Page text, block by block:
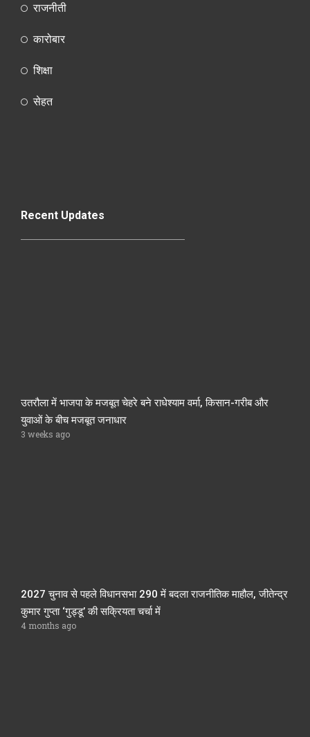
राजनीती
कारोबार
शिक्षा
सेहत
Recent Updates
उतरौला में भाजपा के मजबूत चेहरे बने राधेश्याम वर्मा, किसान-गरीब और
युवाओं के बीच मजबूत जनाधार
3 weeks ago
2027 चुनाव से पहले विधानसभा 290 में बदला राजनीतिक माहौल, जीतेन्द्र
कुमार गुप्ता ‘गुड्डू’ की सक्रियता चर्चा में
4 months ago